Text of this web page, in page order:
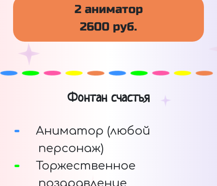
2 аниматор
2600 руб.
Фонтан счастья
Аниматор (любой
персонаж)
Торжественное
поздравление